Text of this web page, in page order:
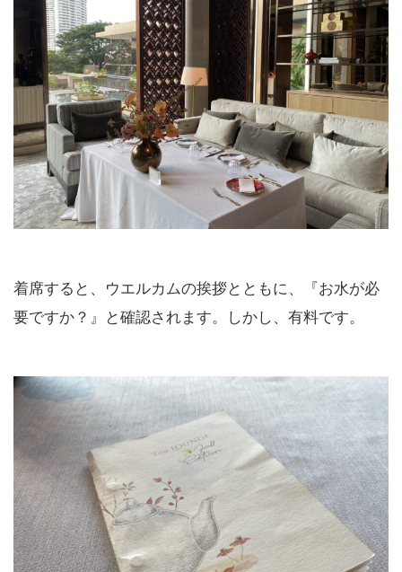
着席すると、ウエルカムの挨拶とともに、『お水が必
要ですか？』と確認されます。しかし、有料です。